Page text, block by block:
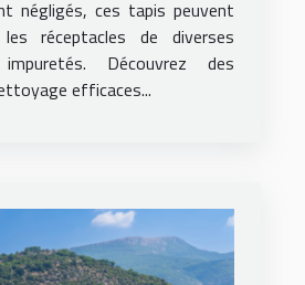
négligés, ces tapis peuvent
réceptacles de diverses
Découvrez des
efficaces...